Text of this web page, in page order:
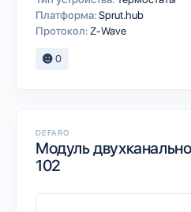
Платформа:Sprut.hub
Протокол: Z-Wave
0
DEFARO
Модуль
102